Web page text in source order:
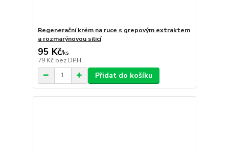
Regenerační krém na ruce s grepovým extraktem
a rozmarýnovou silicí
95 Kč/ks
79 Kč bez DPH
Přidat do košíku